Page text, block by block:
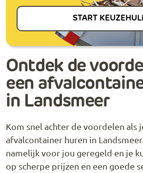
START
Ontdek de
een
in Landsmeer
Kom snel achter de voordelen als
afvalcontainer huren in
namelijk voor jou geregeld en je
op scherpe prijzen en een goede